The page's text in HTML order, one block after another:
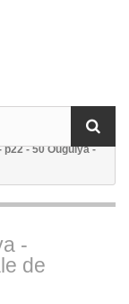
p22 - 50 Ouguiya -
-
de